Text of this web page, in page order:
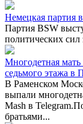
Немецкая партия
Партия BSW
политических
Многодетная
седьмого этажа в
В Раменском
выпали
Mash в
братьями...